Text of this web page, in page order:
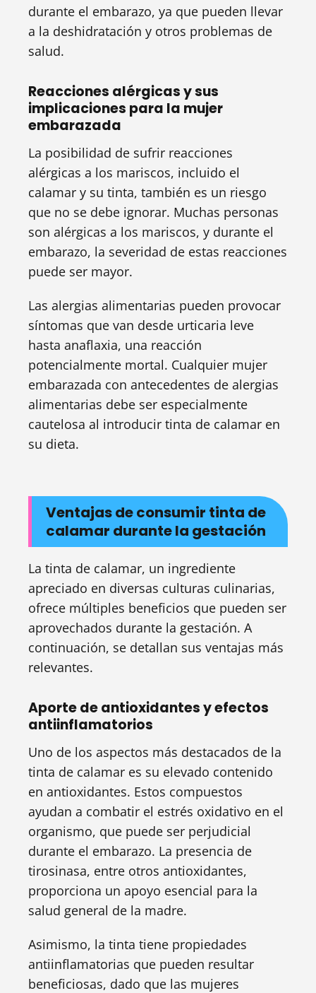
durante el embarazo, ya que pueden llevar
a la deshidratación y otros problemas de
salud.
Reacciones alérgicas y sus
implicaciones para la mujer
embarazada
La posibilidad de sufrir reacciones
alérgicas a los mariscos, incluido el
calamar y su tinta, también es un riesgo
que no se debe ignorar. Muchas personas
son alérgicas a los mariscos, y durante el
embarazo, la severidad de estas reacciones
puede ser mayor.
Las alergias alimentarias pueden provocar
síntomas que van desde urticaria leve
hasta anaflaxia, una reacción
potencialmente mortal. Cualquier mujer
embarazada con antecedentes de alergias
alimentarias debe ser especialmente
cautelosa al introducir tinta de calamar en
su dieta.
Ventajas de consumir tinta de
calamar durante la gestación
La tinta de calamar, un ingrediente
apreciado en diversas culturas culinarias,
ofrece múltiples beneficios que pueden ser
aprovechados durante la gestación. A
continuación, se detallan sus ventajas más
relevantes.
Aporte de antioxidantes y efectos
antiinflamatorios
Uno de los aspectos más destacados de la
tinta de calamar es su elevado contenido
en antioxidantes. Estos compuestos
ayudan a combatir el estrés oxidativo en el
organismo, que puede ser perjudicial
durante el embarazo. La presencia de
tirosinasa, entre otros antioxidantes,
proporciona un apoyo esencial para la
salud general de la madre.
Asimismo, la tinta tiene propiedades
antiinflamatorias que pueden resultar
beneficiosas, dado que las mujeres